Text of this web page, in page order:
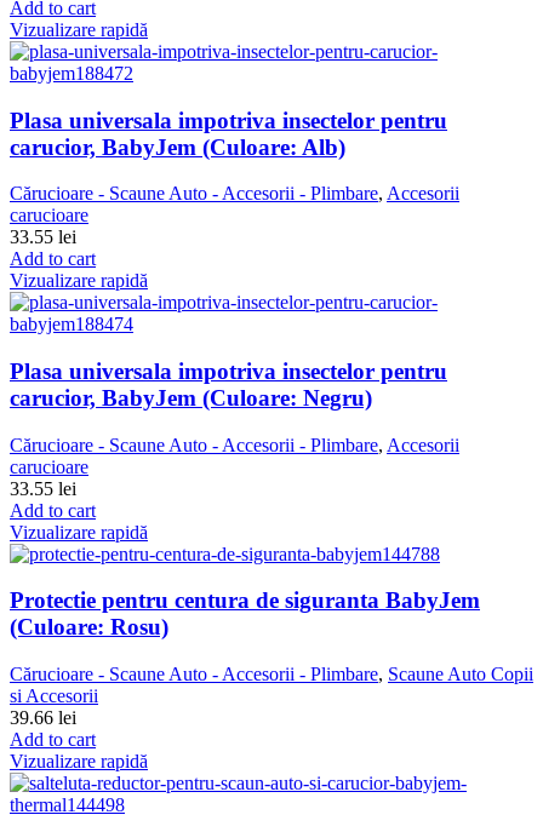
Add to cart
Vizualizare rapidă
Plasa universala impotriva insectelor pentru
carucior, BabyJem (Culoare: Alb)
Cărucioare - Scaune Auto - Accesorii - Plimbare, Accesorii
carucioare
33.55 lei
Add to cart
Vizualizare rapidă
Plasa universala impotriva insectelor pentru
carucior, BabyJem (Culoare: Negru)
Cărucioare - Scaune Auto - Accesorii - Plimbare, Accesorii
carucioare
33.55 lei
Add to cart
Vizualizare rapidă
Protectie pentru centura de siguranta BabyJem
(Culoare: Rosu)
Cărucioare - Scaune Auto - Accesorii - Plimbare, Scaune Auto Copii
si Accesorii
39.66 lei
Add to cart
Vizualizare rapidă